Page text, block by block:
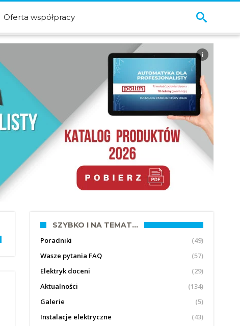
Oferta współpracy
i
SZYBKO I NA TEMAT…
Poradniki
(49)
Wasze pytania FAQ
(57)
Elektryk doceni
(29)
Aktualności
(134)
Galerie
(5)
Instalacje elektryczne
(43)